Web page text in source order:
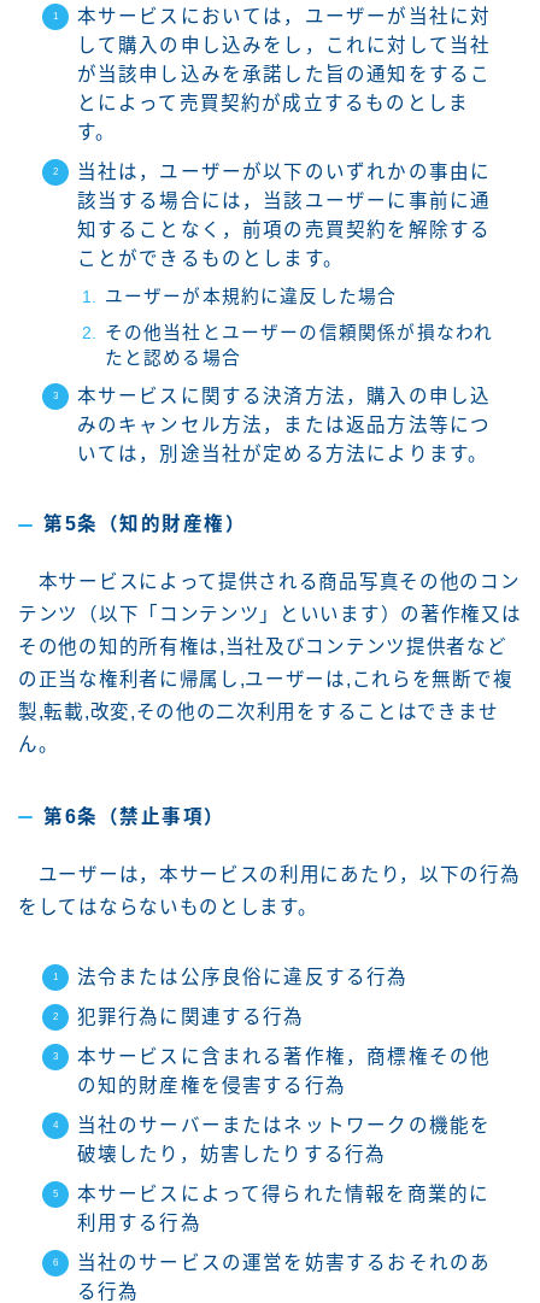
本サービスにおいては，ユーザーが当社に対
して購入の申し込みをし，これに対して当社
が当該申し込みを承諾した旨の通知をするこ
とによって売買契約が成立するものとしま
す。
当社は，ユーザーが以下のいずれかの事由に
該当する場合には，当該ユーザーに事前に通
知することなく，前項の売買契約を解除する
ことができるものとします。
ユーザーが本規約に違反した場合
その他当社とユーザーの信頼関係が損なわれ
たと認める場合
本サービスに関する決済方法，購入の申し込
みのキャンセル方法，または返品方法等につ
いては，別途当社が定める方法によります。
第5条（知的財産権）
本サービスによって提供される商品写真その他のコン
テンツ（以下「コンテンツ」といいます）の著作権又は
その他の知的所有権は,当社及びコンテンツ提供者など
の正当な権利者に帰属し,ユーザーは,これらを無断で複
製,転載,改変,その他の二次利用をすることはできませ
ん。
第6条（禁止事項）
ユーザーは，本サービスの利用にあたり，以下の行為
をしてはならないものとします。
法令または公序良俗に違反する行為
犯罪行為に関連する行為
本サービスに含まれる著作権，商標権その他
の知的財産権を侵害する行為
当社のサーバーまたはネットワークの機能を
破壊したり，妨害したりする行為
本サービスによって得られた情報を商業的に
利用する行為
当社のサービスの運営を妨害するおそれのあ
る行為